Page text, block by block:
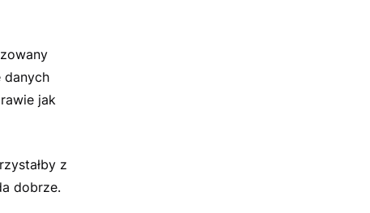
danych
jak
z
dobrze.